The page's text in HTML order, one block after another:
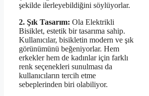
şekilde ilerleyebildiğini söylüyorlar.
2. Şık Tasarım: Ola Elektrikli
Bisiklet, estetik bir tasarıma sahip.
Kullanıcılar, bisikletin modern ve şık
görünümünü beğeniyorlar. Hem
erkekler hem de kadınlar için farklı
renk seçenekleri sunulması da
kullanıcıların tercih etme
sebeplerinden biri olabiliyor.